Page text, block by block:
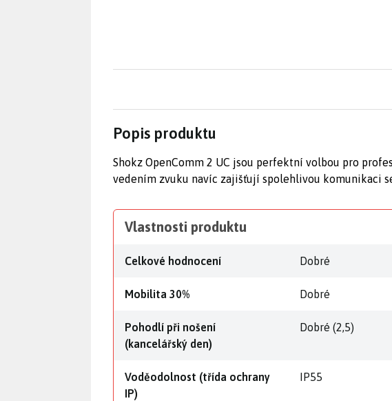
Popis produktu
Shokz OpenComm 2 UC jsou perfektní volbou pro
vedením zvuku navíc zajišťují spolehlivou komunikaci
Vlastnosti produktu
Celkové hodnocení Dobré
Mobilita 30% Dobré
Pohodlí při nošení
(kancelářský den)
Dobré (2,5)
Voděodolnost (třída ochrany
IP)
IP55